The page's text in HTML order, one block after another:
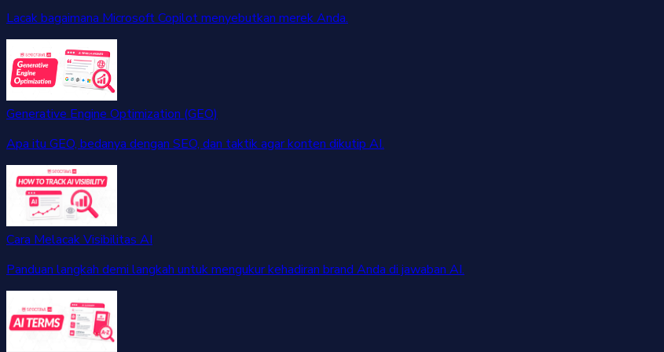
Lacak bagaimana Microsoft Copilot menyebutkan merek Anda.
Generative Engine Optimization (GEO)
Apa itu GEO, bedanya dengan SEO, dan taktik agar konten dikutip AI.
Cara Melacak Visibilitas AI
Panduan langkah demi langkah untuk mengukur kehadiran brand Anda di jawaban AI.